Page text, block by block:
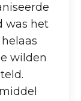
was het
wilden